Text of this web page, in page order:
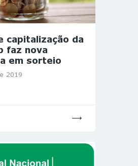
capitalização da
faz nova
em sorteio
2019